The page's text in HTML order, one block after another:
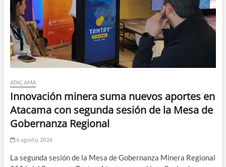
ATACAMA
Innovación minera suma nuevos aportes en
Atacama con segunda sesión de la Mesa de
Gobernanza Regional
6 agosto, 2026
La segunda sesión de la Mesa de Gobernanza Minera Regional